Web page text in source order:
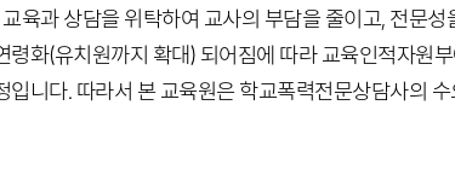
육과 상담을 위탁하여 교사의 부담을 줄이고, 전문
령화(유치원까지 확대) 되어짐에 따라 교육인적자
입니다. 따라서 본 교육원은 학교폭력전문상담사의